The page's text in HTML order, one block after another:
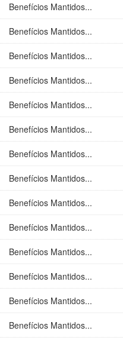
Benefícios Mantidos...
Benefícios Mantidos...
Benefícios Mantidos...
Benefícios Mantidos...
Benefícios Mantidos...
Benefícios Mantidos...
Benefícios Mantidos...
Benefícios Mantidos...
Benefícios Mantidos...
Benefícios Mantidos...
Benefícios Mantidos...
Benefícios Mantidos...
Benefícios Mantidos...
Benefícios Mantidos...